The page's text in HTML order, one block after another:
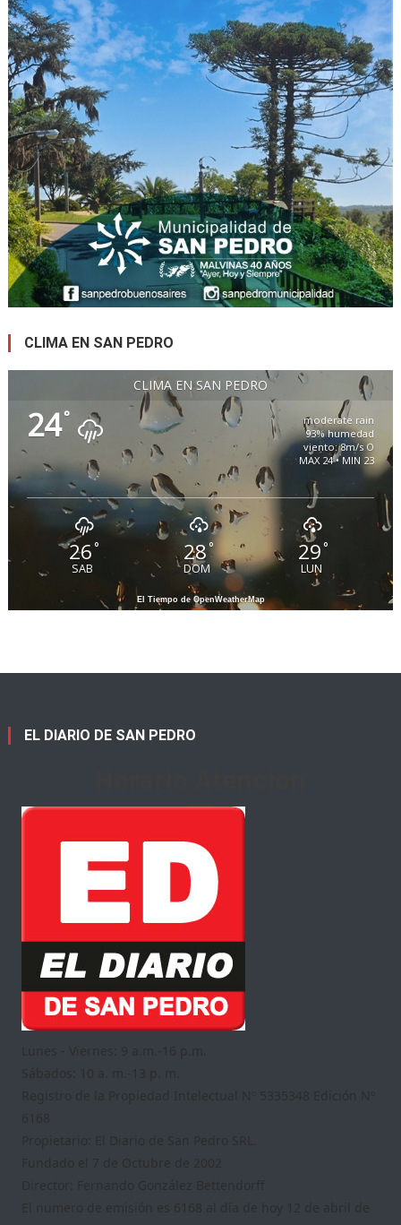
CLIMA EN SAN PEDRO
CLIMA EN SAN PEDRO
24°
moderate rain
93% humedad
viento: 8m/s O
MAX 24 • MIN 23
26°
SAB
28 °
DOM
29°
LUN
El Tiempo de OpenWeatherMap
EL DIARIO DE SAN PEDRO
Lunes - Viernes: 9 a.m.-16 p.m.
Sábados: 10 a. m.-13 p. m.
Registro de la Propiedad Intelectual Nº 5335348 Edición Nº
6168
Propietario: El Diario de San Pedro SRL.
Fundado el 7 de Octubre de 2002
Director: Fernando González Bettendorff
El numero de emisión es 6168 al día de hoy 12 de abril de